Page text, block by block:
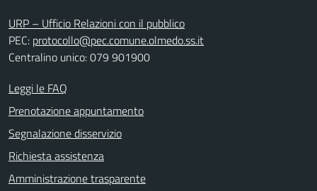
URP – Ufficio Relazioni con il pubblico
PEC: protocollo@pec.comune.olmedo.ss.it
Centralino unico: 079 901900
Leggi le FAQ
Prenotazione appuntamento
Segnalazione disservizio
Richiesta assistenza
Amministrazione trasparente